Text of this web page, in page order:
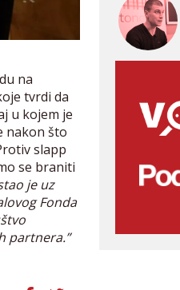
na
tvrdi da
u kojem je
nakon što
slapp
se braniti
je uz
Fonda
partnera.”